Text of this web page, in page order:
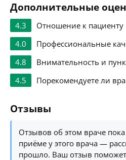
Дополнительные
4.3
Отношение к пациенту
4.0
Профессиональные
4.8
Внимательность и
4.5
Порекомендуете ли
Отзывы
Отзывов об этом враче
приёме у этого врача —
прошло. Ваш отзыв